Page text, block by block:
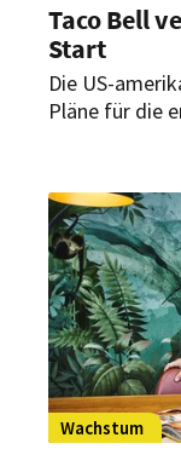
Taco Bell
Start
Die US-
Pläne für die
Neuer
sein.
Wachstum